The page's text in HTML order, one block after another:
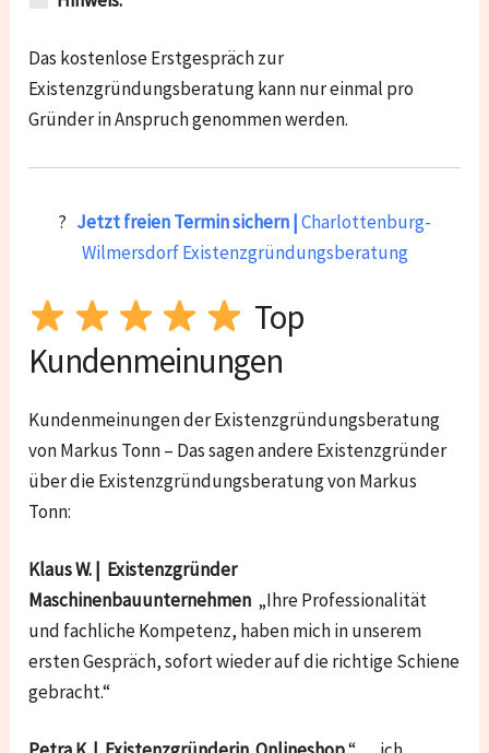
Das kostenlose Erstgespräch zur
Existenzgründungsberatung kann nur einmal pro
Gründer in Anspruch genommen werden.
? Jetzt freien Termin sichern |Charlottenburg-
WilmersdorfExistenzgründungsberatung
Top
Kundenmeinungen
Kundenmeinungen der Existenzgründungsberatung
von Markus Tonn – Das sagen andere Existenzgründer
über die Existenzgründungsberatung von Markus
Tonn:
Klaus W. | Existenzgründer
Maschinenbauunternehmen „Ihre Professionalität
und fachliche Kompetenz, haben mich in unserem
ersten Gespräch, sofort wieder auf die richtige Schiene
gebracht.“